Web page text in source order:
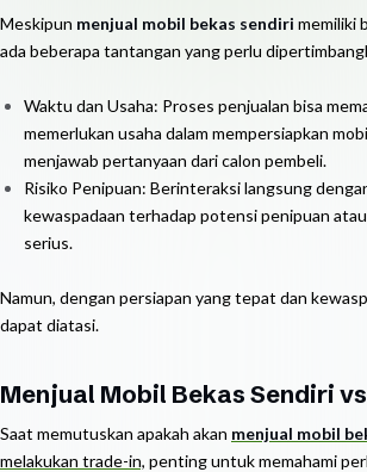
Meskipun menjual mobil bekas sendiri memiliki
ada beberapa tantangan yang perlu
Waktu dan Usaha: Proses penjualan bisa
memerlukan usaha dalam mempersiapkan
menjawab pertanyaan dari calon pembeli.
Risiko Penipuan: Berinteraksi langsung
kewaspadaan terhadap potensi penipuan
serius.
Namun, dengan persiapan yang tepat dan
dapat diatasi.
Menjual Mobil Bekas Sendiri
Saat memutuskan apakah akan menjual mobil
melakukan trade-in, penting untuk memahami